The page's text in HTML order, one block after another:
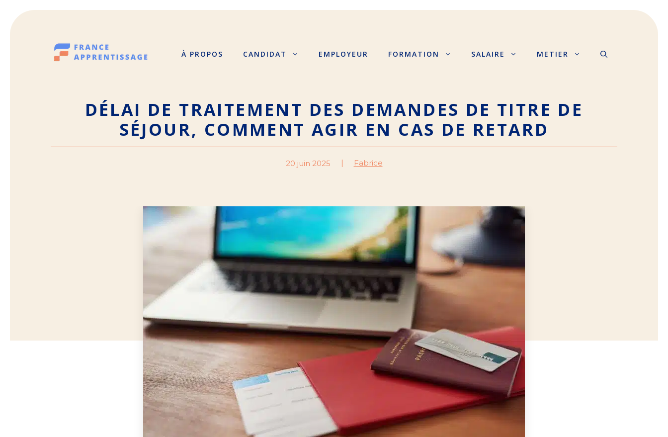
Aller
À PROPOS CANDIDAT EMPLOYEUR FORMATION SALAIRE METIER
DÉLAI DE TRAITEMENT DES DEMANDES DE TITRE DE
SÉJOUR, COMMENT AGIR EN CAS DE RETARD
20 juin 2025 Fabrice